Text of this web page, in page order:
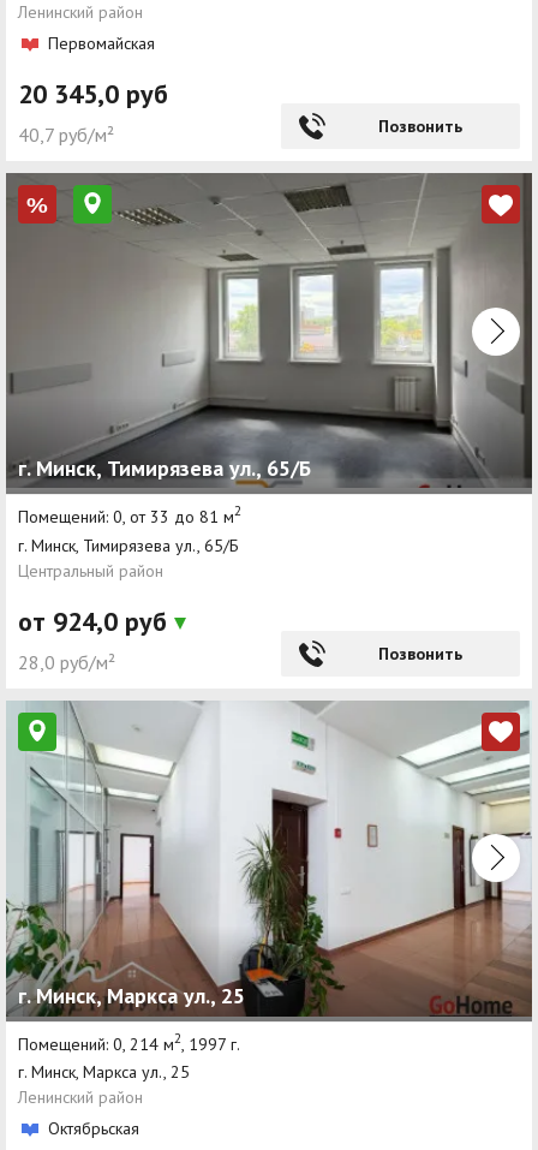
Ленинский район
Первомайская
20 345,0 руб
40,7 руб/м² Позвонить
%
г. Минск, Тимирязева ул., 65/Б
Помещений: 0, от 33 до 81 м2
г. Минск, Тимирязева ул., 65/Б
Центральный район
от 924,0 руб
28,0 руб/м² Позвонить
г. Минск, Маркса ул., 25
Помещений: 0, 214 м2 , 1997 г.
г. Минск, Маркса ул., 25
Ленинский район
Октябрьская